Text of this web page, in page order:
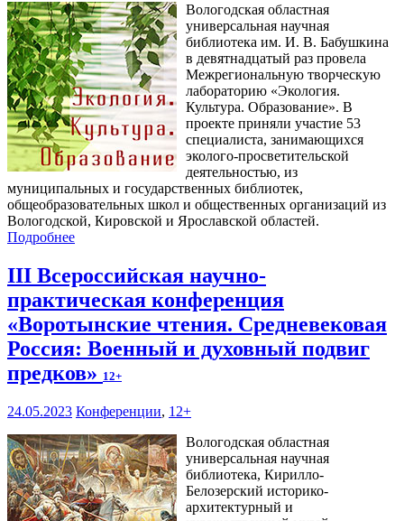
Вологодская областная
универсальная научная
библиотека им. И. В. Бабушкина
в девятнадцатый раз провела
Межрегиональную творческую
лабораторию «Экология.
Культура. Образование». В
проекте приняли участие 53
специалиста, занимающихся
эколого-просветительской
деятельностью, из
муниципальных и государственных библиотек,
общеобразовательных школ и общественных организаций из
Вологодской, Кировской и Ярославской областей.
Подробнее
III Всероссийская научно-
практическая конференция
«Воротынские чтения. Средневековая
Россия: Военный и духовный подвиг
предков» 12+
24.05.2023 Конференции, 12+
Вологодская областная
универсальная научная
библиотека, Кирилло-
Белозерский историко-
архитектурный и